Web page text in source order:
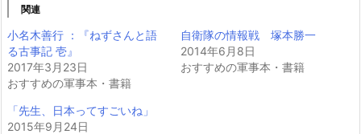
関連
小名木善行 ：『ねずさんと語
る古事記 壱』
2017年3月23日
おすすめの軍事本・書籍
自衛隊の情報戦 塚本勝一
2014年6月8日
おすすめの軍事本・書籍
「先生、日本ってすごいね」
2015年9月24日